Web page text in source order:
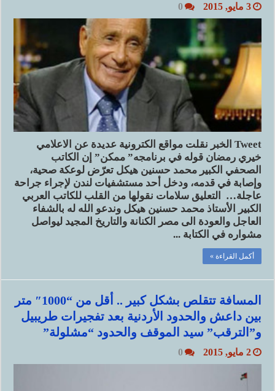
3 مايو, 2015 0
Tweet الخبر نقلت مواقع الكترونية عديدة عن الاعلامي
خيري رمضان قوله في برنامجه” ممكن” إن الكاتب
الصحفي الكبير محمد حسنين هيكل تعرّض لوعكة صحية،
وإصابة في قدمه، ودخل أحد مستشفيات لندن لإجراء جراحة
عاجلة… التعليق سلامات نقولها من القلب للكاتب العربي
الكبير الأستاذ محمد حسنين هيكل وندعو الله له بالشفاء
العاجل والعودة الى مصر الكنانة والتاريخ المجيد ليواصل
مشواره في الكتابة ...
أكمل القراءة »
المسافة تتقلص بشكل كبير .. أقل من “1000″ متر
بين داعش والحدود الأردنية بعد تفجيرات طريبيل
و”الترقب” سيد الموقف والحدود “مشلولة”
2 مايو, 2015 0